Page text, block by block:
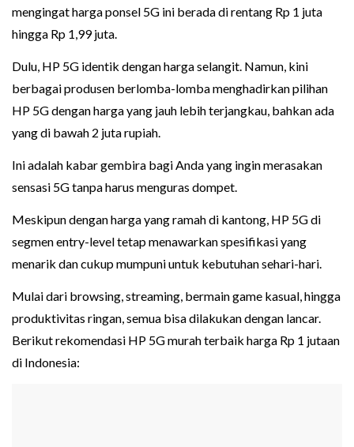
mengingat harga ponsel 5G ini berada di rentang Rp 1 juta
hingga Rp 1,99 juta.
Dulu, HP 5G identik dengan harga selangit. Namun, kini
berbagai produsen berlomba-lomba menghadirkan pilihan
HP 5G dengan harga yang jauh lebih terjangkau, bahkan ada
yang di bawah 2 juta rupiah.
Ini adalah kabar gembira bagi Anda yang ingin merasakan
sensasi 5G tanpa harus menguras dompet.
Meskipun dengan harga yang ramah di kantong, HP 5G di
segmen entry-level tetap menawarkan spesifikasi yang
menarik dan cukup mumpuni untuk kebutuhan sehari-hari.
Mulai dari browsing, streaming, bermain game kasual, hingga
produktivitas ringan, semua bisa dilakukan dengan lancar.
Berikut rekomendasi HP 5G murah terbaik harga Rp 1 jutaan
di Indonesia: